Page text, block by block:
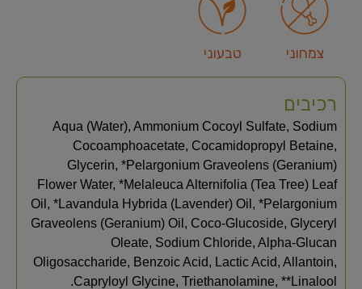
צמחוני טבעוני
רכיבים
Aqua (Water), Ammonium Cocoyl Sulfate, Sodium
Cocoamphoacetate, Cocamidopropyl Betaine,
Glycerin, *Pelargonium Graveolens (Geranium)
Flower Water, *Melaleuca Alternifolia (Tea Tree) Leaf
Oil, *Lavandula Hybrida (Lavender) Oil, *Pelargonium
Graveolens (Geranium) Oil, Coco-Glucoside, Glyceryl
Oleate, Sodium Chloride, Alpha-Glucan
Oligosaccharide, Benzoic Acid, Lactic Acid, Allantoin,
Capryloyl Glycine, Triethanolamine, **Linalool.